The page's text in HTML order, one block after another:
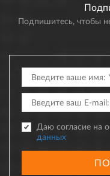
Подпишитесь, чтобы
Даю согласие на
данных